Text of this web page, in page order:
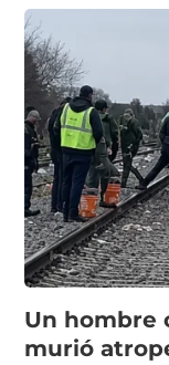
Un hombre
murió